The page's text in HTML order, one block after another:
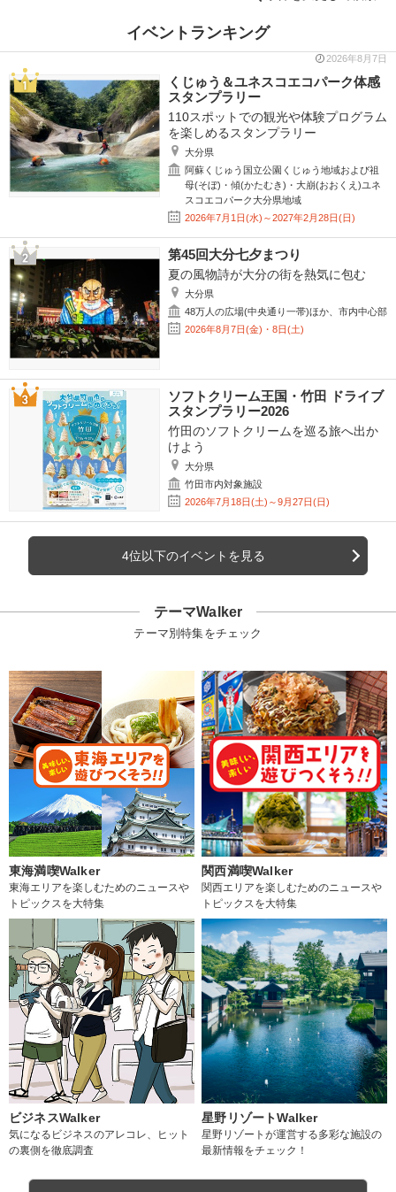
イベントランキング
2026年8月7日
くじゅう＆ユネスコエコパーク体感
スタンプラリー
110スポットでの観光や体験プログラム
を楽しめるスタンプラリー
大分県
阿蘇くじゅう国立公園くじゅう地域および祖
母(そぼ)・傾(かたむき)・大崩(おおくえ)ユネ
スコエコパーク大分県地域
2026年7月1日(水)～2027年2月28日(日)
第45回大分七夕まつり
夏の風物詩が大分の街を熱気に包む
大分県
48万人の広場(中央通り一帯)ほか、市内中心部
2026年8月7日(金)・8日(土)
ソフトクリーム王国・竹田 ドライブ
スタンプラリー2026
竹田のソフトクリームを巡る旅へ出か
けよう
大分県
竹田市内対象施設
2026年7月18日(土)～9月27日(日)
4位以下のイベントを見る
テーマWalker
テーマ別特集をチェック
東海満喫Walker
東海エリアを楽しむためのニュースや
トピックスを大特集
関西満喫Walker
関西エリアを楽しむためのニュースや
トピックスを大特集
ビジネスWalker
気になるビジネスのアレコレ、ヒット
の裏側を徹底調査
星野リゾートWalker
星野リゾートが運営する多彩な施設の
最新情報をチェック！